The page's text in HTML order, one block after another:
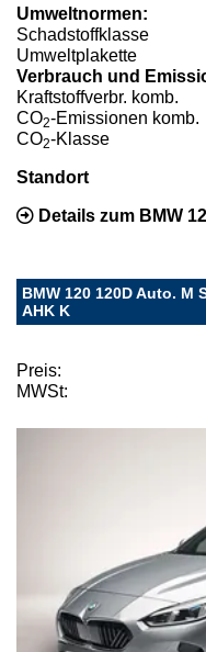
Umweltnormen:
Schadstoffklasse
Umweltplakette
Verbrauch und
Kraftstoffverbr. komb.
CO2-Emissionen komb.
CO2-Klasse
Standort
Details zum BMW
BMW 120 120D Auto. M
AHK K
Preis:
MWSt: